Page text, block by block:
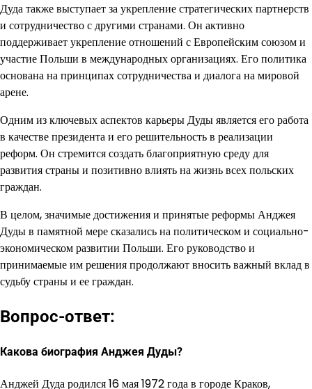
Дуда также выступает за укрепление стратегических партнерств
и сотрудничество с другими странами. Он активно
поддерживает укрепление отношений с Европейским союзом и
участие Польши в международных организациях. Его политика
основана на принципах сотрудничества и диалога на мировой
арене.
Одним из ключевых аспектов карьеры Дуды является его работа
в качестве президента и его решительность в реализации
реформ. Он стремится создать благоприятную среду для
развития страны и позитивно влиять на жизнь всех польских
граждан.
В целом, значимые достижения и принятые реформы Анджея
Дуды в памятной мере сказались на политическом и социально-
экономическом развитии Польши. Его руководство и
принимаемые им решения продолжают вносить важный вклад в
судьбу страны и ее граждан.
Вопрос-ответ:
Какова биография Анджея Дуды?
Анджей Дуда родился 16 мая 1972 года в городе Краков,